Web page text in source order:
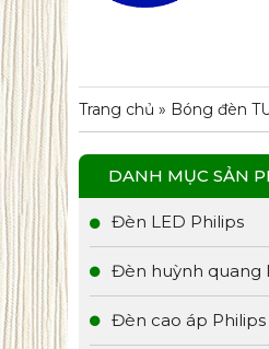
Trang chủ » Bóng đèn
DANH MỤC SẢN
Đèn LED Philips
Đèn huỳnh quang
Đèn cao áp Philips